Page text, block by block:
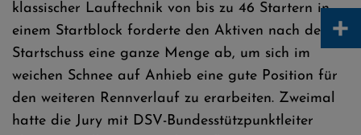
klassischer Lauftechnik von bis zu 46 Startern in
einem Startblock forderte den Aktiven nach dem
Startschuss eine ganze Menge ab, um sich im
weichen Schnee auf Anhieb eine gute Position für
den weiteren Rennverlauf zu erarbeiten. Zweimal
hatte die Jury mit DSV-Bundesstützpunktleiter
+